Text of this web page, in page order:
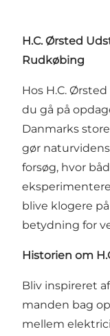
H.C. Ørsted
Rudkøbing
Hos H.C.
du gå på
Danmarks
gør
forsøg, hvor
blive klogere
betydning for
Historien om
Bliv inspireret
manden bag
mellem